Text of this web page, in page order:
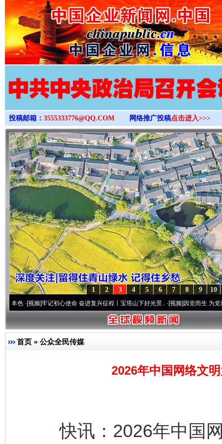
>
投稿邮箱： 3555333776@QQ.COM 网络推广投稿点击进入>>>
10
9
8
7
6
5
4
3
2
1
牢记初心使命 奋进复兴征程丨宝塔山下好光景..·[视频]因党而生 为党而战——百
首页 » 公众全民传媒
2026年中国网络文
快讯：2026年中国网